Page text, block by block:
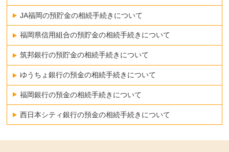
JA福岡の預貯金の相続手続きについて
福岡県信用組合の預貯金の相続手続きについて
筑邦銀行の預貯金の相続手続きについて
ゆうちょ銀行の預金の相続手続きについて
福岡銀行の預金の相続手続きについて
西日本シティ銀行の預金の相続手続きについて